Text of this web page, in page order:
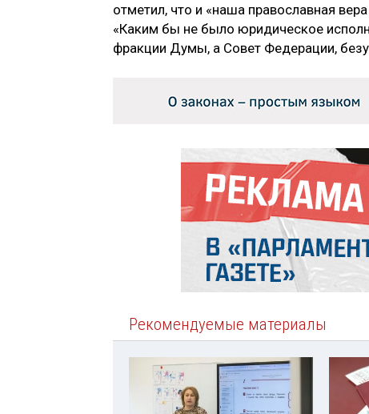
отметил, что и «наша православная
«Каким бы не было юридическое
фракции Думы, а Совет Федерации,
Рекомендуемые материалы